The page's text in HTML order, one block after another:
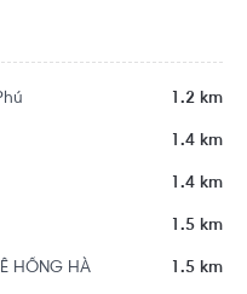
1.2 km
1.4 km
1.4 km
1.5 km
HỒNG HÀ 1.5 km